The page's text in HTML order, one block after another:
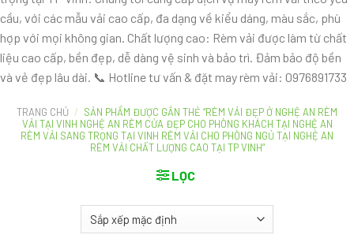
cầu, với các mẫu vải cao cấp, đa dạng về kiểu dáng, màu sắc, phù
hợp với mọi không gian. Chất lượng cao: Rèm vải được làm từ chất
liệu cao cấp, bền đẹp, dễ dàng vệ sinh và bảo trì. Đảm bảo độ bền
và vẻ đẹp lâu dài. 📞 Hotline tư vấn & đặt may rèm vải: 0976891733
TRANG CHỦ / SẢN PHẨM ĐƯỢC GẮN THẺ “RÈM VẢI ĐẸP Ở NGHỆ AN RÈM
VẢI TẠI VINH NGHỆ AN RÈM CỬA ĐẸP CHO PHÒNG KHÁCH TẠI NGHỆ AN
RÈM VẢI SANG TRỌNG TẠI VINH RÈM VẢI CHO PHÒNG NGỦ TẠI NGHỆ AN
RÈM VẢI CHẤT LƯỢNG CAO TẠI TP VINH”
LỌC